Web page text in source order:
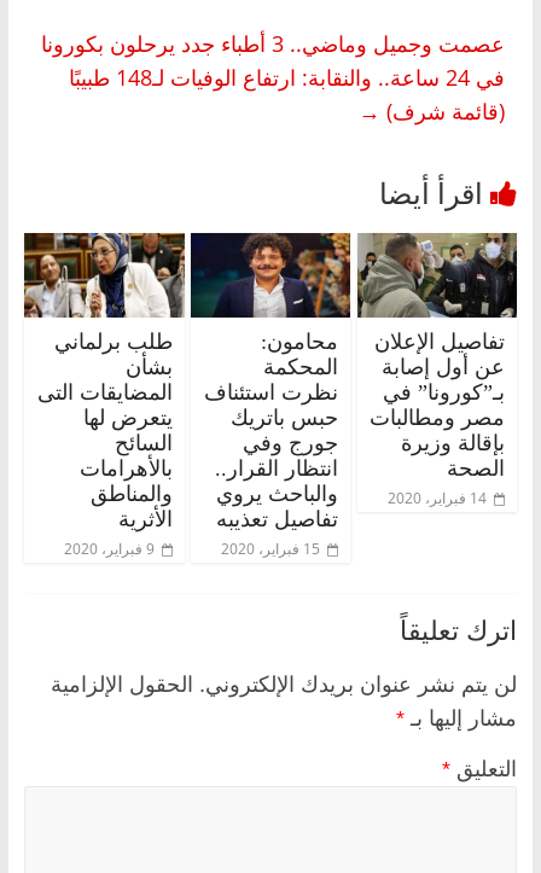
عصمت وجميل وماضي.. 3 أطباء جدد يرحلون بكورونا
في 24 ساعة.. والنقابة: ارتفاع الوفيات لـ148 طبيبًا
(قائمة شرف) →
تفاصيل الإعلان
عن أول إصابة
بـ”كورونا” في
مصر ومطالبات
بإقالة وزيرة
الصحة
14 فبراير، 2020
محامون:
المحكمة
نظرت استئناف
حبس باتريك
جورج وفي
انتظار القرار..
والباحث يروي
تفاصيل تعذيبه
15 فبراير، 2020
طلب برلماني
بشأن
المضايقات التى
يتعرض لها
السائح
بالأهرامات
والمناطق
الأثرية
9 فبراير، 2020
اترك تعليقاً
لن يتم نشر عنوان بريدك الإلكتروني. الحقول الإلزامية
مشار إليها بـ *
التعليق *